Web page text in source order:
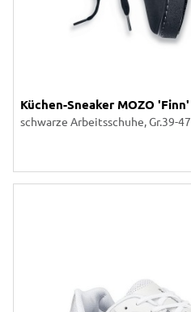
Küchen-Sneaker MOZO 'Finn'
schwarze Arbeitsschuhe, Gr.39-47